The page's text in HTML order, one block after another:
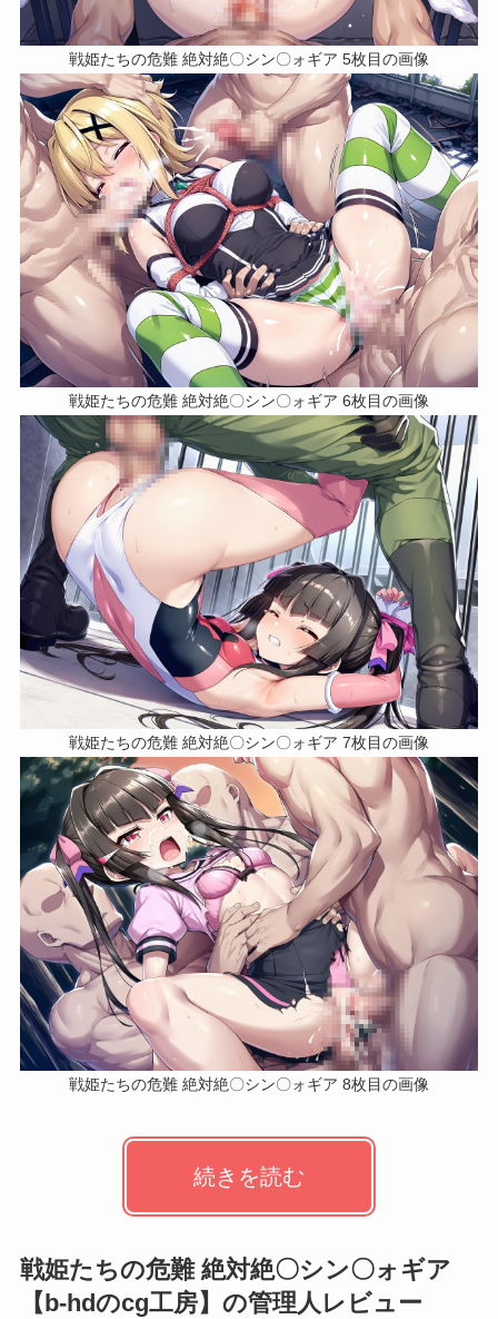
戦姫たちの危難 絶対絶〇シン〇ォギア 5枚目の画像
戦姫たちの危難 絶対絶〇シン〇ォギア 6枚目の画像
戦姫たちの危難 絶対絶〇シン〇ォギア 7枚目の画像
戦姫たちの危難 絶対絶〇シン〇ォギア 8枚目の画像
続きを読む
戦姫たちの危難 絶対絶〇シン〇ォギア
【b-hdのcg工房】の管理人レビュー